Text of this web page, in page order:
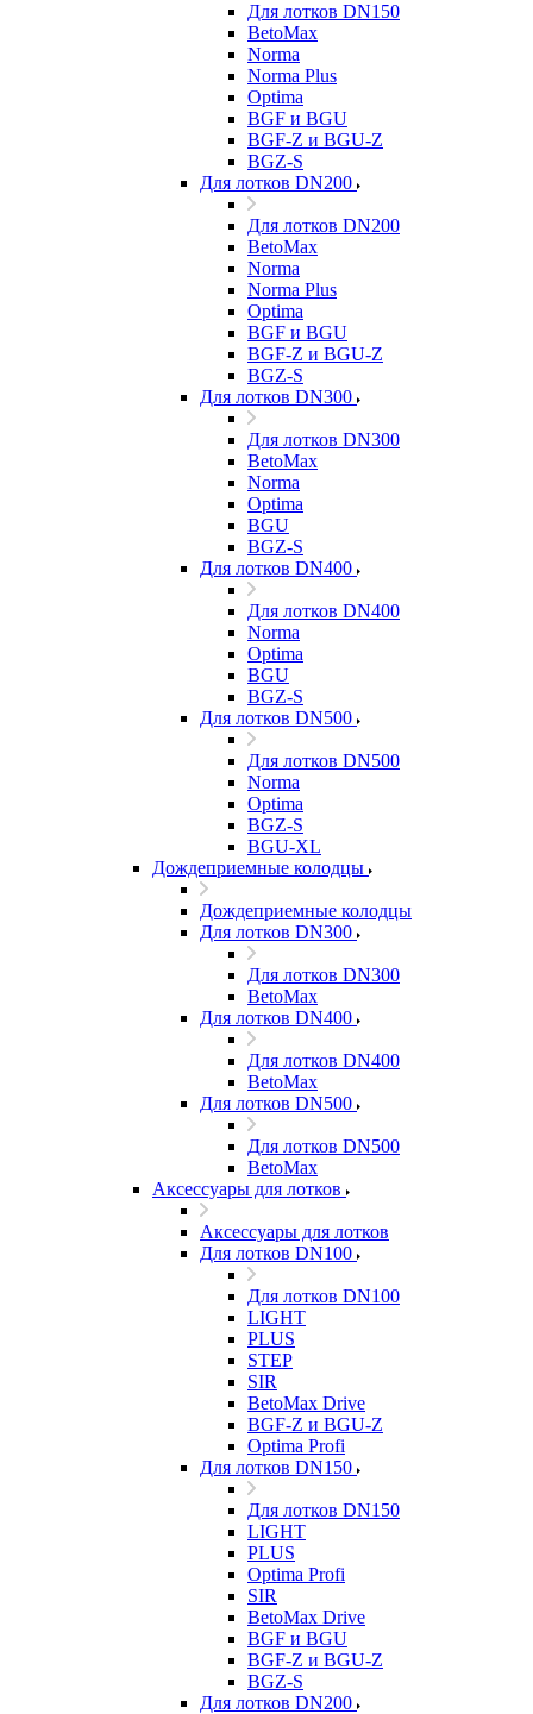
Для лотков DN150
BetoMax
Norma
Norma Plus
Optima
BGF и BGU
BGF-Z и BGU-Z
BGZ-S
Для лотков DN200
Для лотков DN200
BetoMax
Norma
Norma Plus
Optima
BGF и BGU
BGF-Z и BGU-Z
BGZ-S
Для лотков DN300
Для лотков DN300
BetoMax
Norma
Optima
BGU
BGZ-S
Для лотков DN400
Для лотков DN400
Norma
Optima
BGU
BGZ-S
Для лотков DN500
Для лотков DN500
Norma
Optima
BGZ-S
BGU-XL
Дождеприемные колодцы
Дождеприемные колодцы
Для лотков DN300
Для лотков DN300
BetoMax
Для лотков DN400
Для лотков DN400
BetoMax
Для лотков DN500
Для лотков DN500
BetoMax
Аксессуары для лотков
Аксессуары для лотков
Для лотков DN100
Для лотков DN100
LIGHT
PLUS
STEP
SIR
BetoMax Drive
BGF-Z и BGU-Z
Optima Profi
Для лотков DN150
Для лотков DN150
LIGHT
PLUS
Optima Profi
SIR
BetoMax Drive
BGF и BGU
BGF-Z и BGU-Z
BGZ-S
Для лотков DN200